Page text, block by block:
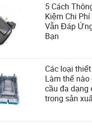
5 Cách
Kiệm Chi
Vẫn Đáp
Bạn
Các loại
Làm thế
cầu đa
trong sản